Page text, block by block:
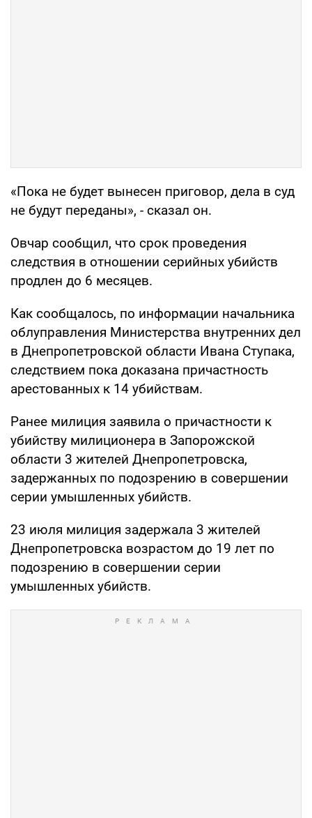
«Пока не будет вынесен приговор, дела в суд
не будут переданы», - сказал он.
Овчар сообщил, что срок проведения
следствия в отношении серийных убийств
продлен до 6 месяцев.
Как сообщалось, по информации начальника
облуправления Министерства внутренних дел
в Днепропетровской области Ивана Ступака,
следствием пока доказана причастность
арестованных к 14 убийствам.
Ранее милиция заявила о причастности к
убийству милиционера в Запорожской
области 3 жителей Днепропетровска,
задержанных по подозрению в совершении
серии умышленных убийств.
23 июля милиция задержала 3 жителей
Днепропетровска возрастом до 19 лет по
подозрению в совершении серии
умышленных убийств.